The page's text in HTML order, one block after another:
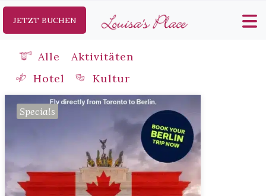
JETZT BUCHEN
Alle
Aktivitäten
Hotel
Kultur
Specials
Specials